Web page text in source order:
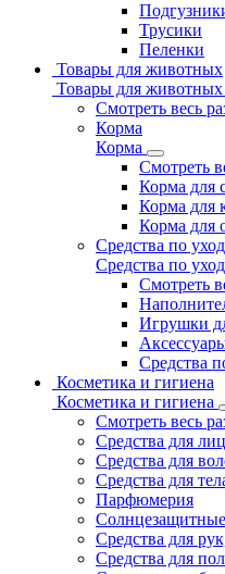
Трусики
Пеленки
Товары для животных
Товары для животных
Смотреть весь
Корма
Корма
Смотреть
Корма для
Корма для
Корма для
Средства по
Средства по
Смотреть
Игрушки
Средства
Косметика и гигиена
Косметика и гигиена
Смотреть весь
Средства для
Средства для
Средства для
Парфюмерия
Солнцезащитные
Средства для
Средства для